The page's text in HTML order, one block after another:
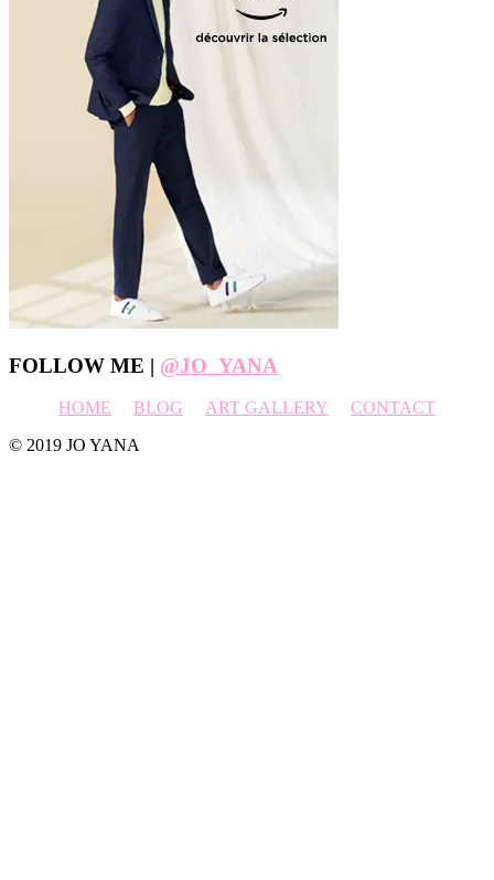
Footer
FOLLOW ME | @JO_YANA
HOME BLOG ART GALLERY
CONTACT
© 2019 JO YANA